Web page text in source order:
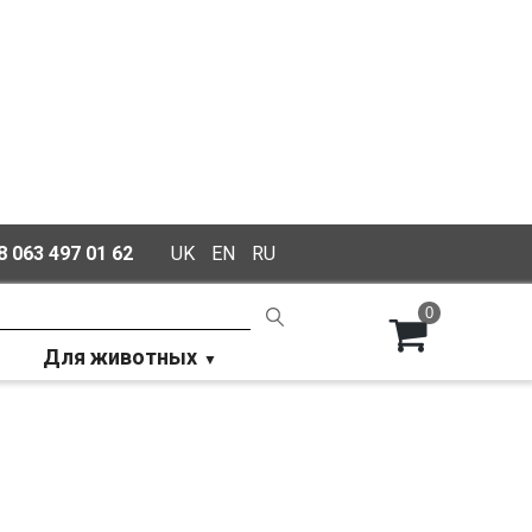
063 497 01 62 UK EN RU
Для животных
0